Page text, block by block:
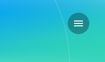
Open